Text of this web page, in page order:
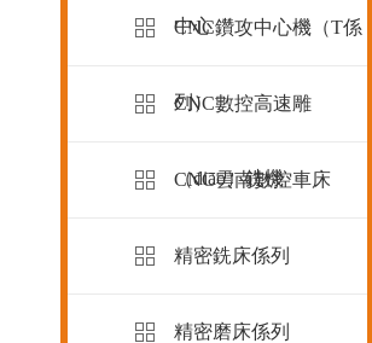
中心
CNC鑽攻中心機（T係
列）
CNC數控高速雕
（diāo）銑機
CNC雲南數控車床
精密銑床係列
精密磨床係列